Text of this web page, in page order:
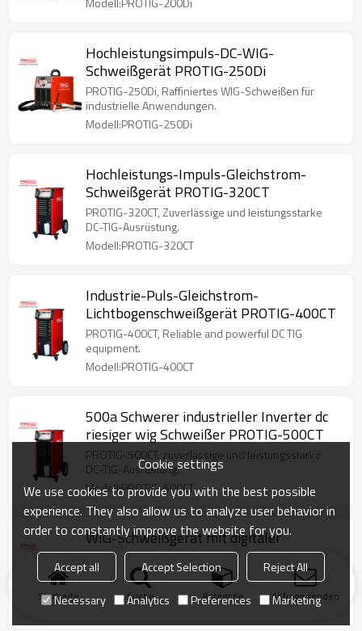
Hochleistungsimpuls-DC-WIG-
Schweißgerät PROTIG-250Di
PROTIG-250Di, Raffiniertes WIG-Schweißen für
industrielle Anwendungen.
Modell:PROTIG-250Di
Hochleistungs-Impuls-Gleichstrom-
Schweißgerät PROTIG-320CT
PROTIG-320CT, Zuverlässige und leistungsstarke
DC-TIG-Ausrüstung.
Modell:PROTIG-320CT
Industrie-Puls-Gleichstrom-
Lichtbogenschweißgerät PROTIG-400CT
PROTIG-400CT, Reliable and powerful DC TIG
equipment.
Modell:PROTIG-400CT
500a Schwerer industrieller Inverter dc
riesiger wig Schweißer PROTIG-500CT
PROTIG-500CT, zuverlässige und leistungsstarke
DC-TIG-Ausrüstung.
Modell:PROTIG-500CT
WIG-Schweißgerät mit digitaler
Steuerung Handy TIG-200Di
Handliches tig-200Di, protable Design, hohe
Qualität, großartige Leistung.
Modell:Handy TIG-200Di
Startseite Suche Kategorie Anfrage senden
Cookie settings
We use cookies to provide you with the best possible
experience. They also allow us to analyze user behavior in
order to constantly improve the website for you.
Accept all Accept Selection
Reject All
Necessary
Analytics Preferences Marketing